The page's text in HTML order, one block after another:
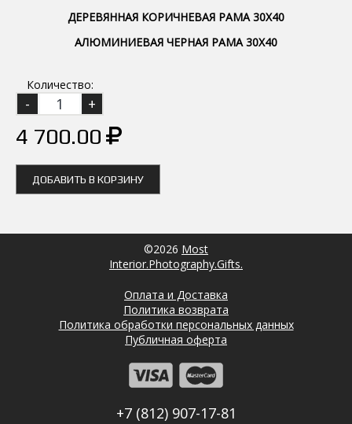
ДЕРЕВЯННАЯ КОРИЧНЕВАЯ РАМА 30Х40
АЛЮМИНИЕВАЯ ЧЕРНАЯ РАМА 30Х40
Количество:
4 700.00
ДОБАВИТЬ В КОРЗИНУ
©2026 Most
Interior.Photography.Gifts.
Оплата и Доставка
Политика возврата
Политика обработки персональных данных
Публичная оферта
+7 (812) 907-17-81